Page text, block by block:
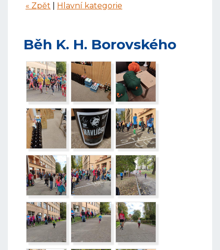
« Zpět Hlavní kategorie
Běh K. H. Borovského